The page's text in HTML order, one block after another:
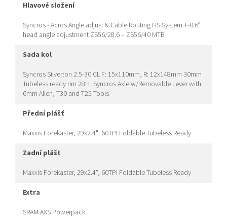
hlavové složení
Syncros - Acros Angle adjust & Cable Routing HS System +-0.6°
head angle adjustment ZS56/28.6 – ZS56/40 MTB
sada kol
Syncros Silverton 2.5-30 CL F: 15x110mm, R: 12x148mm 30mm
Tubeless ready rim 28H, Syncros Axle w/Removable Lever with
6mm Allen, T30 and T25 Tools
přední plášť
Maxxis Forekaster, 29x2.4", 60TPI Foldable Tubeless Ready
zadní plášť
Maxxis Forekaster, 29x2.4", 60TPI Foldable Tubeless Ready
extra
SRAM AXS Powerpack